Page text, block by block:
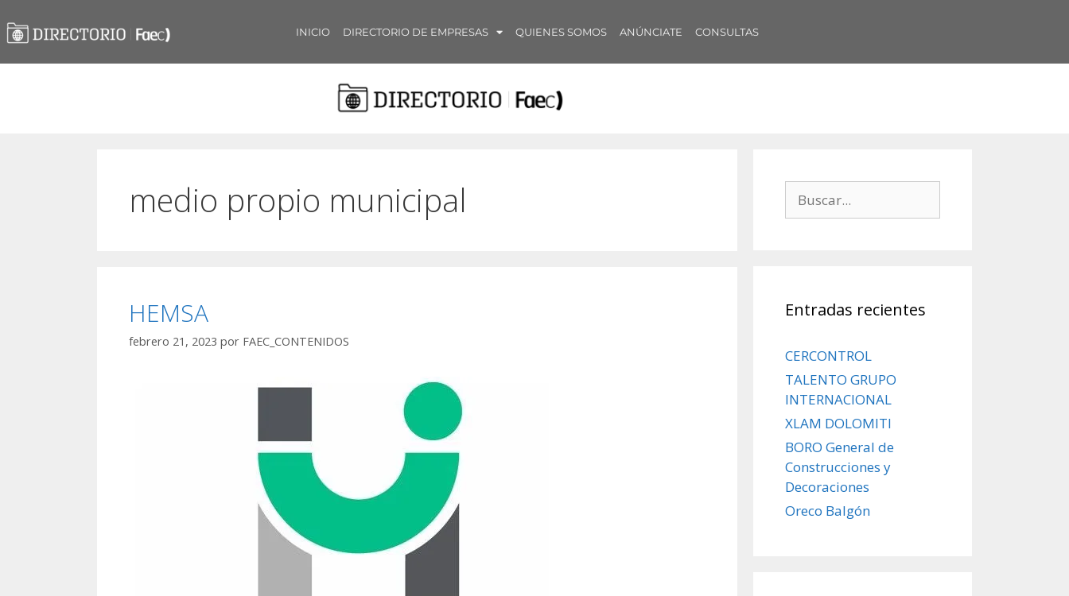
INICIO DIRECTORIO DE EMPRESAS QUIENES SOMOS ANÚNCIATE CONSULTAS
medio propio municipal
HEMSA
febrero 21, 2023 por FAEC_CONTENIDOS
Entradas recientes
CERCONTROL
TALENTO GRUPO
INTERNACIONAL
XLAM DOLOMITI
BORO General de
Construcciones y
Decoraciones
Oreco Balgón